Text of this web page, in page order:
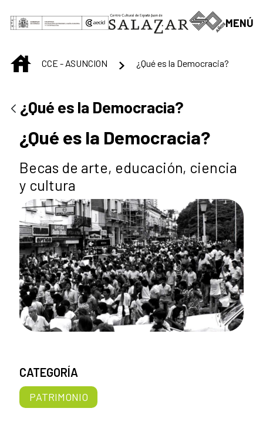
Saltar al contenido principal
MENÚ
INICIOCCE - ASUNCION ¿Qué es la Democracia?
¿Qué es la Democracia?
¿Qué es la Democracia?
Becas de arte, educación, ciencia
y cultura
CATEGORÍA
PATRIMONIO